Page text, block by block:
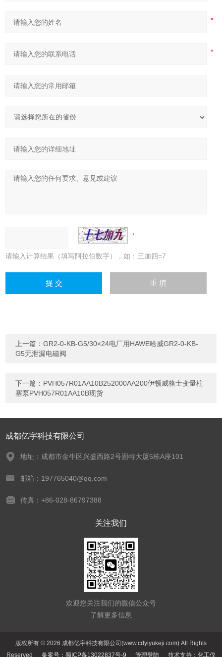
请输入计算结果（填写阿拉伯数字），如：三加四=7
上一篇：GR2-0-KB-G5/30×24电厂用HAWE哈威GR2-0-KB-
G5无泄漏电磁阀
下一篇： PVH057R01AA10B252000AA200伊顿威格士变量柱
塞泵PVH057R01AA10B现货
成都亿宇科技有限公司
地址：成都市金牛区兴盛西路2号固特大厦5栋A座101
邮箱：197765040@qq.com
传真：+86-028-86797388
关注我们
欢迎您关注我们的微信公众号
了解更多信息
版权所有 © 2026 成都亿宇科技有限公司(www.cdyiyukeji.com) All Rights
Reserved 备案号：蜀ICP备13022837号-9 管理登陆 技术支持： 化工仪